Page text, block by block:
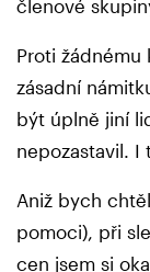
členové
Proti žádnému
zásadní
být úplně jiní
nepozastavil. I
Aniž bych
pomoci), při
cen jsem si